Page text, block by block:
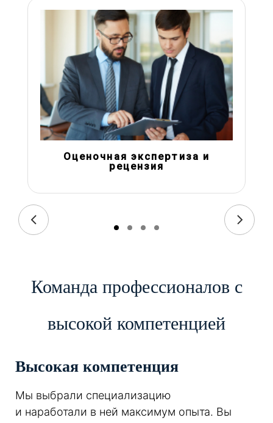
Оценочная экспертиза и
рецензия
Команда профессионалов с
высокой компетенцией
Высокая компетенция
Мы выбрали специализацию
и наработали в ней максимум опыта. Вы